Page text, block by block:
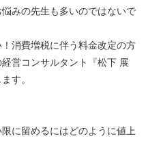
みの先生も多いのではないで
消費増税に伴う料金改定の方
営コンサルタント『松下 展
す。
に留めるにはどのように値上